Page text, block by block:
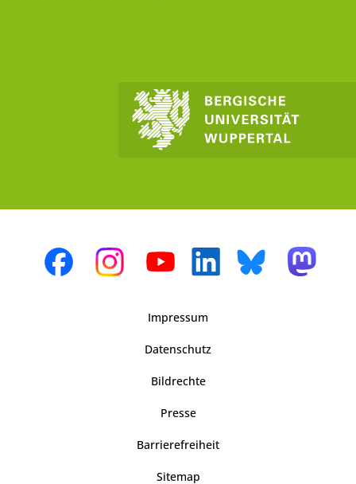
Impressum
Datenschutz
Bildrechte
Presse
Barrierefreiheit
Sitemap